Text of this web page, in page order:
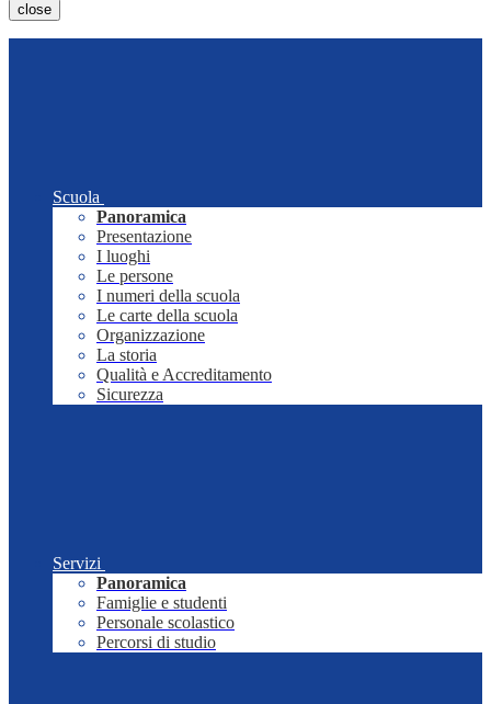
close
Scuola
Panoramica
Presentazione
I luoghi
Le persone
I numeri della scuola
Le carte della scuola
Organizzazione
La storia
Qualità e Accreditamento
Sicurezza
Servizi
Panoramica
Famiglie e studenti
Personale scolastico
Percorsi di studio